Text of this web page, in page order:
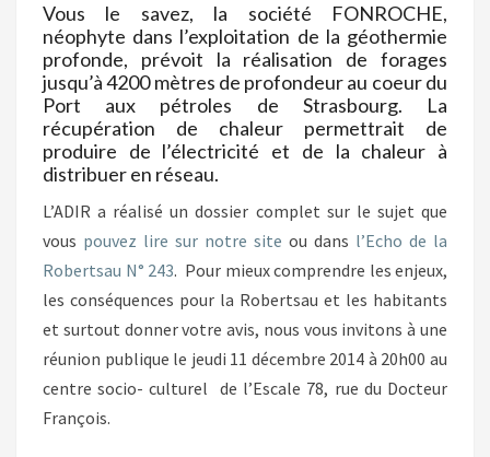
Vous le savez, la société FONROCHE,
néophyte dans l’exploitation de la géothermie
profonde, prévoit la réalisation de forages
jusqu’à 4200 mètres de profondeur au coeur du
Port aux pétroles de Strasbourg. La
récupération de chaleur permettrait de
produire de l’électricité et de la chaleur à
distribuer en réseau.
L’ADIR a réalisé un dossier complet sur le sujet que
vous pouvez lire sur notre site ou dans l’Echo de la
Robertsau N° 243. Pour mieux comprendre les enjeux,
les conséquences pour la Robertsau et les habitants
et surtout donner votre avis, nous vous invitons à une
réunion publique le jeudi 11 décembre 2014 à 20h00 au
centre socio- culturel de l’Escale 78, rue du Docteur
François.